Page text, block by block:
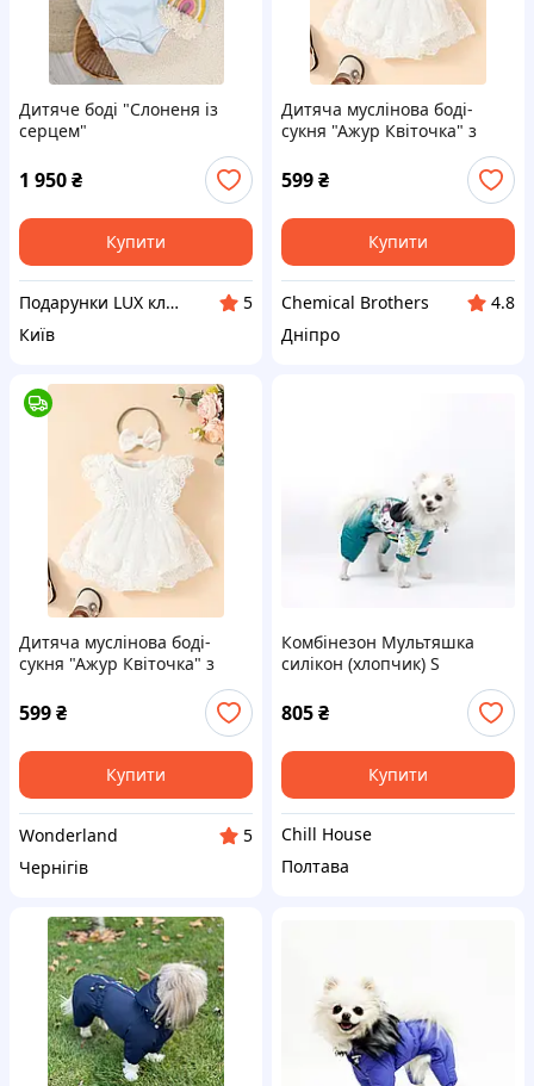
Дитяче боді "Слоненя із
серцем"
1 950₴
Купити
Подарунки LUX классу
5
Київ
Дитяча муслінова боді-
сукня "Ажур Квіточка" з
місяців) молочна
599₴
Купити
Chemical Brothers
4.8
Дніпро
Дитяча муслінова боді-
сукня "Ажур Квіточка" з
місяців) молочна
599₴
Купити
Wonderland
5
Чернігів
Комбінезон Мультяшка
силікон (хлопчик) S
805₴
Купити
Chill House
Полтава